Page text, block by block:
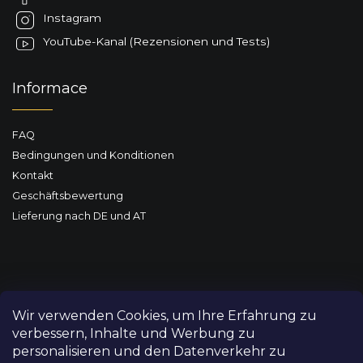
Wir verwenden Cookies, um Ihre Erfahrung zu
verbessern, Inhalte und Werbung zu
personalisieren und den Datenverkehr zu
Instagram
YouTube-Kanal (Rezensionen und Tests)
Informace
FAQ
Bedingungen und Konditionen
Kontakt
Geschäftsbewertung
Lieferung nach DE und AT